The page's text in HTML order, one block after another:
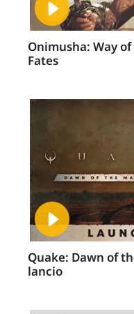
Onimusha: Way
Fates
Quake: Dawn of
lancio